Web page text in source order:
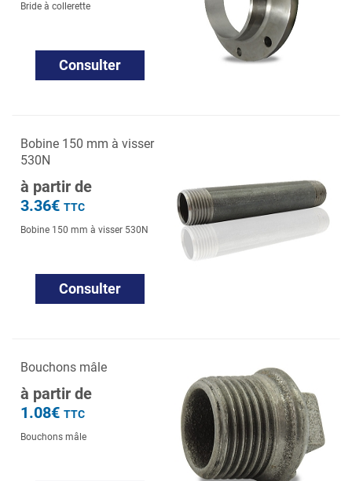
Bride à collerette
Consulter
Bobine 150 mm à visser
530N
à partir de
3.36€ TTC
Bobine 150 mm à visser 530N
Consulter
Bouchons mâle
à partir de
1.08€ TTC
Bouchons mâle